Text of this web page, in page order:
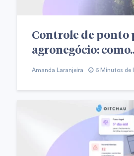
Controle de ponto
agronegócio:
Amanda Laranjeira 6 Minutos de